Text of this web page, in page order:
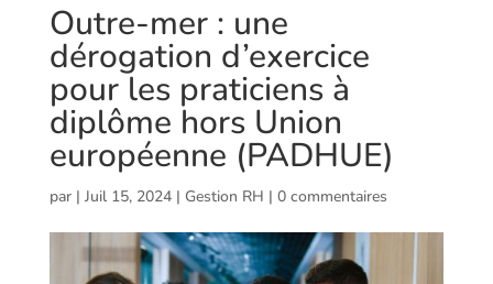
Outre-mer : une
dérogation d’exercice
pour les praticiens à
diplôme hors Union
européenne (PADHUE)
par | Juil 15, 2024| Gestion RH | 0 commentaires